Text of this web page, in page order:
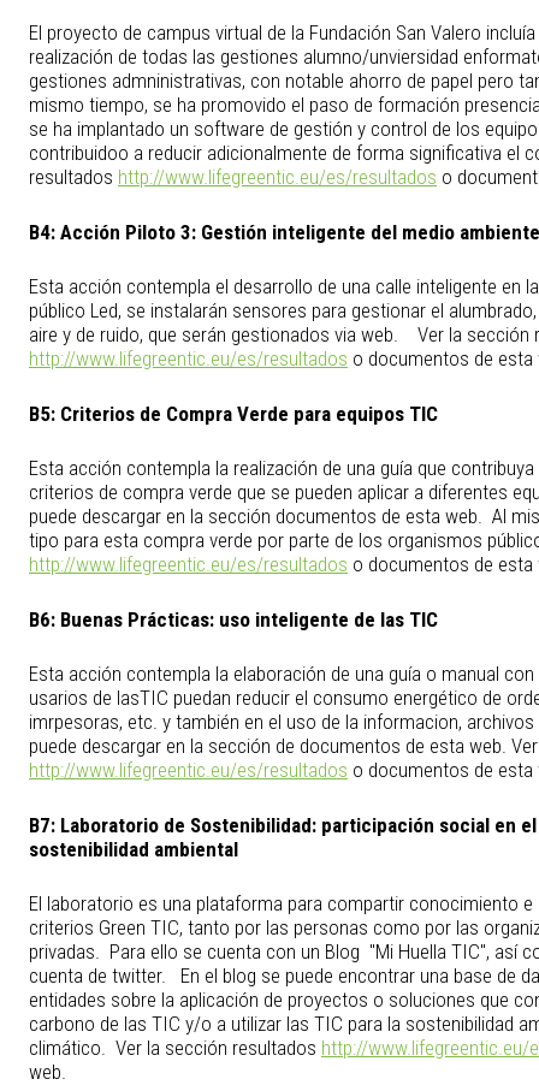
El proyecto de campus virtual de la Fundación San Valero
realización de todas las gestiones alumno/unviersidad
gestiones admninistrativas, con notable ahorro de papel pero
mismo tiempo, se ha promovido el paso de formación
se ha implantado un software de gestión y control de los
contribuidoo a reducir adicionalmente de forma significativa el
resultados http://www.lifegreentic.eu/es/resultados o
B4: Acción Piloto 3: Gestión inteligente del medio
Esta acción contempla el desarrollo de una calle inteligente en
público Led, se instalarán sensores para gestionar el
aire y de ruido, que serán gestionados via web. Ver la sección
http://www.lifegreentic.eu/es/resultados o documentos de esta
B5: Criterios de Compra Verde para equipos TIC
Esta acción contempla la realización de una guía que
criterios de compra verde que se pueden aplicar a diferentes
puede descargar en la sección documentos de esta web. Al
tipo para esta compra verde por parte de los organismos
http://www.lifegreentic.eu/es/resultados o documentos de esta
B6: Buenas Prácticas: uso inteligente de las TIC
Esta acción contempla la elaboración de una guía o manual
usarios de lasTIC puedan reducir el consumo energético de
imrpesoras, etc. y también en el uso de la informacion,
puede descargar en la sección de documentos de esta web.
http://www.lifegreentic.eu/es/resultados o documentos de esta
B7: Laboratorio de Sostenibilidad: participación social en
sostenibilidad ambiental
El laboratorio es una plataforma para compartir conocimiento
criterios Green TIC, tanto por las personas como por las
privadas. Para ello se cuenta con un Blog "Mi Huella TIC", así
cuenta de twitter. En el blog se puede encontrar una base de
entidades sobre la aplicación de proyectos o soluciones que
carbono de las TIC y/o a utilizar las TIC para la sostenibilidad
climático. Ver la sección resultados http://www.lifegreentic.eu/
web.